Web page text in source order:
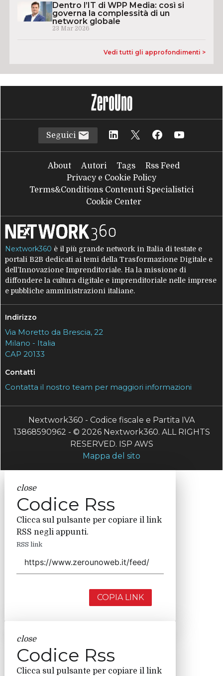
Dentro l’IT di WPP Media: così si
governa la complessità di un
network globale
23 Mar 2026
Vedi tutti gli approfondimenti >
Seguici
About Autori Tags
Rss Feed
Privacy e Cookie Policy
Terms&Conditions Contenuti Specialistici
Cookie Center
Nextwork360 è il più grande network in Italia di testate e
portali B2B dedicati ai temi della Trasformazione Digitale e
dell’Innovazione Imprenditoriale. Ha la missione di
diffondere la cultura digitale e imprenditoriale nelle imprese
e pubbliche amministrazioni italiane.
Indirizzo
Via Moretto da Brescia, 22
Milano - Italia
CAP 20133
Contatti
Contatta il nostro team per maggiori informazioni
Nextwork360 - Codice fiscale e Partita IVA
13868590962 - © 2026 Nextwork360. ALL RIGHTS
RESERVED. ISP AWS
Mappa del sito
close
Codice Rss
Clicca sul pulsante per copiare il link
RSS negli appunti.
RSS link
COPIA LINK
close
Codice Rss
Clicca sul pulsante per copiare il link